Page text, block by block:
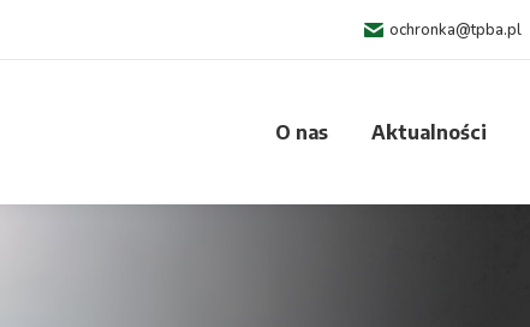
ochronka@tpba.pl
O nas Aktualności